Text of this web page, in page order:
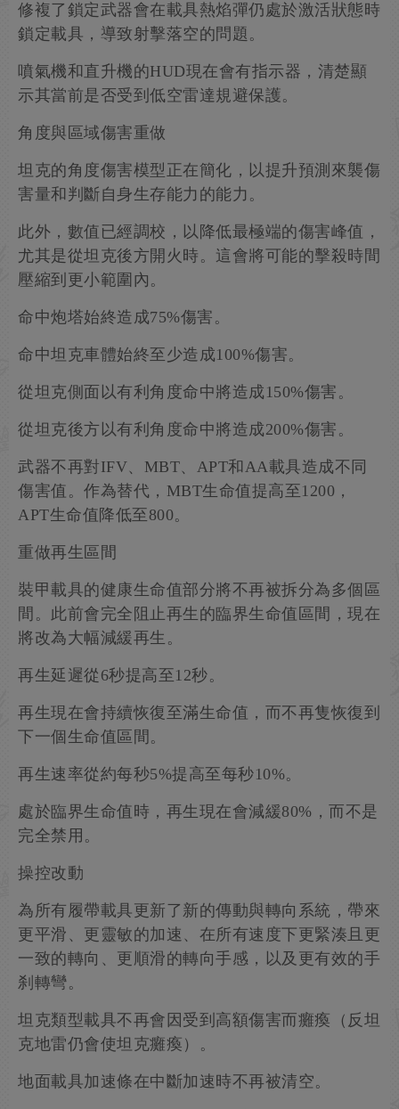
修複了鎖定武器會在載具熱焰彈仍處於激活狀態時
鎖定載具，導致射擊落空的問題。
噴氣機和直升機的HUD現在會有指示器，清楚顯
示其當前是否受到低空雷達規避保護。
角度與區域傷害重做
坦克的角度傷害模型正在簡化，以提升預測來襲傷
害量和判斷自身生存能力的能力。
此外，數值已經調校，以降低最極端的傷害峰值，
尤其是從坦克後方開火時。這會將可能的擊殺時間
壓縮到更小範圍內。
命中炮塔始終造成75%傷害。
命中坦克車體始終至少造成100%傷害。
從坦克側面以有利角度命中將造成150%傷害。
從坦克後方以有利角度命中將造成200%傷害。
武器不再對IFV、MBT、APT和AA載具造成不同
傷害值。作為替代，MBT生命值提高至1200，
APT生命值降低至800。
重做再生區間
裝甲載具的健康生命值部分將不再被拆分為多個區
間。此前會完全阻止再生的臨界生命值區間，現在
將改為大幅減緩再生。
再生延遲從6秒提高至12秒。
再生現在會持續恢復至滿生命值，而不再隻恢復到
下一個生命值區間。
再生速率從約每秒5%提高至每秒10%。
處於臨界生命值時，再生現在會減緩80%，而不是
完全禁用。
操控改動
為所有履帶載具更新了新的傳動與轉向系統，帶來
更平滑、更靈敏的加速、在所有速度下更緊湊且更
一致的轉向、更順滑的轉向手感，以及更有效的手
刹轉彎。
坦克類型載具不再會因受到高額傷害而癱瘓（反坦
克地雷仍會使坦克癱瘓）。
地面載具加速條在中斷加速時不再被清空。